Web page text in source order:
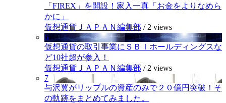
「FIREX」を開設！家入一真「お金をよりなめら
かに」
仮想通貨ＪＡＰＡＮ編集部 / 2 views
6
仮想通貨の取引事業にＳＢＩホールディングスな
ど10社超が参入！
仮想通貨ＪＡＰＡＮ編集部 / 2 views
7
与沢翼がリップルの資産のみで２０億円突破！そ
の軌跡をまとめてみました。